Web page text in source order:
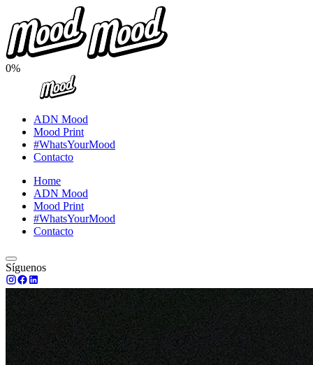
0%
ADN Mood
Mood Print
#WhatsYourMood
Contacto
Home
ADN Mood
Mood Print
#WhatsYourMood
Contacto
Síguenos